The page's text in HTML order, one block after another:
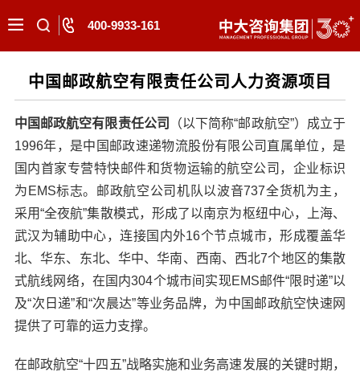
400-9933-161
中国邮政航空有限责任公司人力资源项目
中国邮政航空有限责任公司
（以下简称“邮政航空”）成立于
1996年，是中国邮政速递物流股份有限公司直属单位，是
国内首家专营特快邮件和货物运输的航空公司，企业标识
为EMS标志。邮政航空公司机队以波音737全货机为主，
采用“全夜航”集散模式，形成了以南京为枢纽中心，上海、
武汉为辅助中心，连接国内外16个节点城市，形成覆盖华
北、华东、东北、华中、华南、西南、西北7个地区的集散
式航线网络，在国内304个城市间实现EMS邮件“限时递”以
及“次日递”和“次晨达”等业务品牌，为中国邮政航空快速网
提供了可靠的运力支撑。
在邮政航空“十四五”战略实施和业务高速发展的关键时期，